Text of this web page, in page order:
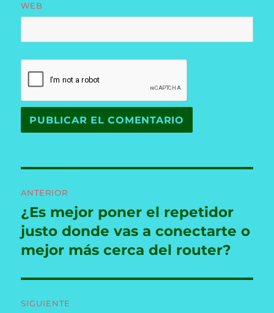
WEB
de
entradas
ANTERIOR
Entrada
anterior:
¿Es mejor poner el repetidor
justo donde vas a conectarte o
mejor más cerca del router?
SIGUIENTE